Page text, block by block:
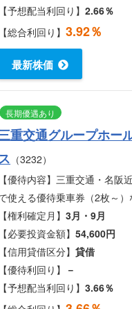
【予想配当利回り】2.66％
【総合利回り】3.92％
最新株価
長期優遇あり
重交通グループホー
（3232）
【優待内容】三重交通・名阪
使える優待乗車券（2枚～）
【権利確定月】3月・9月
【必要投資金額】54,600円
【信用貸借区分】貸借
【優待利回り】 －
【予想配当利回り】3.66％